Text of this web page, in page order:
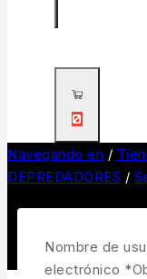
0
Navegando en /
DEPREDADORES /
Nombre de
electrónico *